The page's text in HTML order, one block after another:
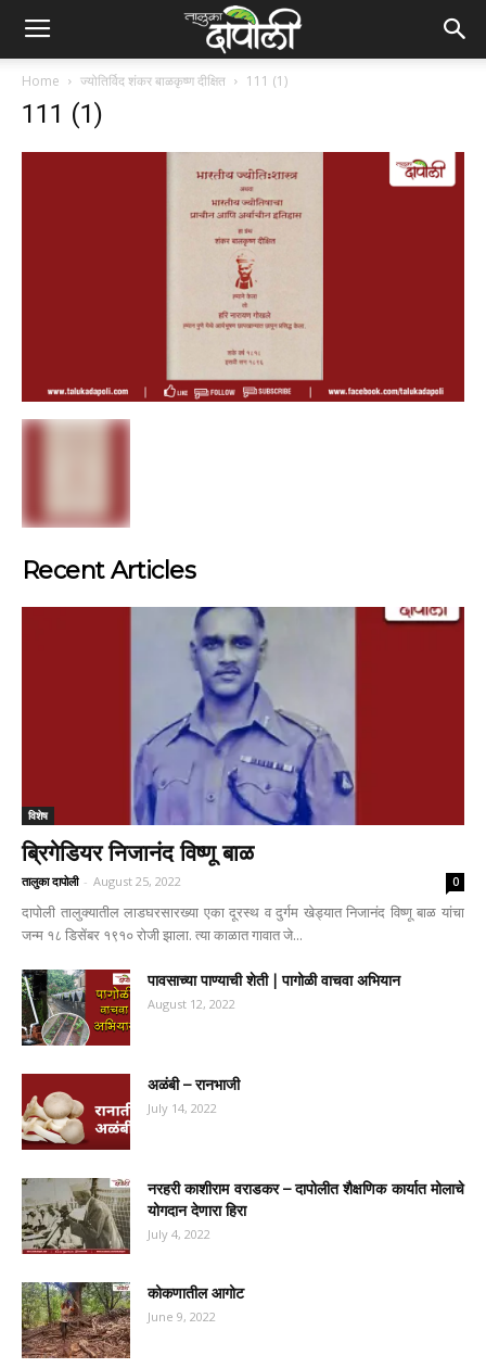
Home ज्योतिर्विद शंकर बाळकृष्ण दीक्षित 111 (1)
111 (1)
Recent Articles
विशेष
ब्रिगेडियर निजानंद विष्णू बाळ
तालुका दापोली - August 25, 2022 0
दापोली तालुक्यातील लाडघरसारख्या एका दूरस्थ व दुर्गम खेड्यात निजानंद विष्णू बाळ यांचा
जन्म १८ डिसेंबर १९१० रोजी झाला. त्या काळात गावात जे...
पावसाच्या पाण्याची शेती | पागोळी वाचवा अभियान
August 12, 2022
अळंबी – रानभाजी
July 14, 2022
नरहरी काशीराम वराडकर – दापोलीत शैक्षणिक कार्यात मोलाचे
योगदान देणारा हिरा
July 4, 2022
कोकणातील आगोट
June 9, 2022